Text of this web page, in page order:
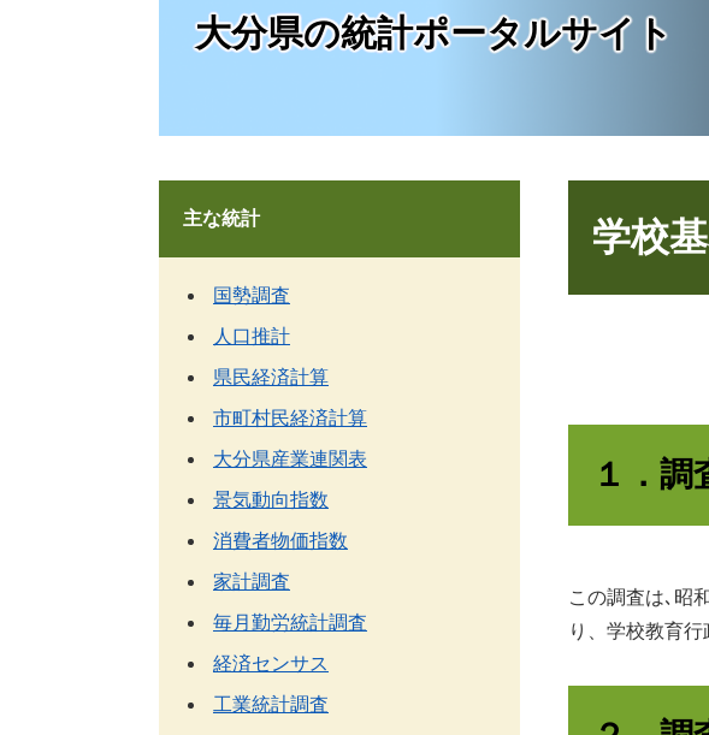
大分県の統計ポータルサイト
学校
１．調
この調査は､昭
り、学校教育
主な統計
国勢調査
人口推計
県民経済計算
市町村民経済計算
大分県産業連関表
景気動向指数
消費者物価指数
家計調査
毎月勤労統計調査
経済センサス
工業統計調査